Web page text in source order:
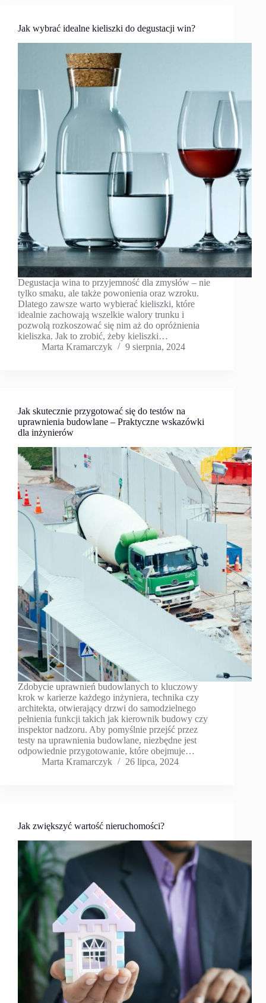
Jak wybrać idealne kieliszki do degustacji win?
Degustacja wina to przyjemność dla zmysłów – nie
tylko smaku, ale także powonienia oraz wzroku.
Dlatego zawsze warto wybierać kieliszki, które
idealnie zachowają wszelkie walory trunku i
pozwolą rozkoszować się nim aż do opróżnienia
kieliszka. Jak to zrobić, żeby kieliszki…
Marta Kramarczyk
9 sierpnia, 2024
Jak skutecznie przygotować się do testów na
uprawnienia budowlane – Praktyczne wskazówki
dla inżynierów
Zdobycie uprawnień budowlanych to kluczowy
krok w karierze każdego inżyniera, technika czy
architekta, otwierający drzwi do samodzielnego
pełnienia funkcji takich jak kierownik budowy czy
inspektor nadzoru. Aby pomyślnie przejść przez
testy na uprawnienia budowlane, niezbędne jest
odpowiednie przygotowanie, które obejmuje…
Marta Kramarczyk
26 lipca, 2024
Jak zwiększyć wartość nieruchomości?